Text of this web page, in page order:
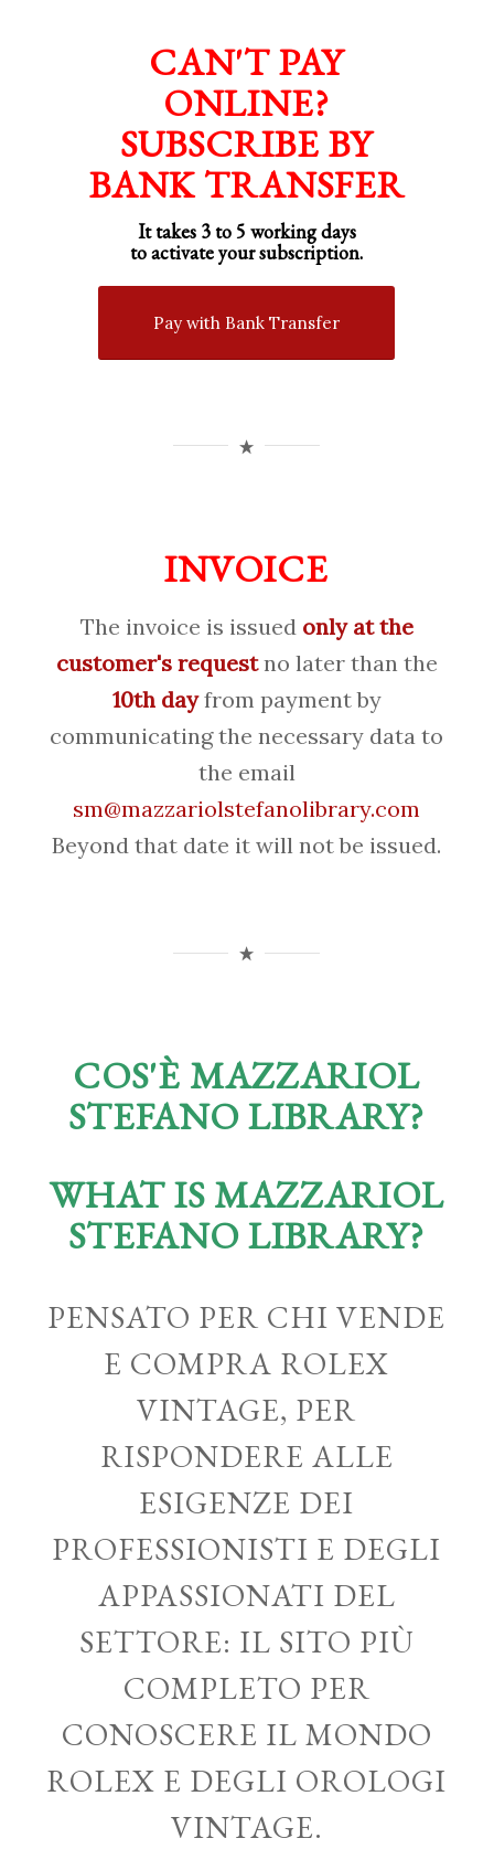
CAN'T PAY
ONLINE?
SUBSCRIBE BY
BANK TRANSFER
It takes 3 to 5 working days
to activate your subscription.
Pay with Bank Transfer
INVOICE
The invoice is issued only at the
customer's requestno later than the
10th dayfrom payment by
communicating the necessary data to
the email
sm@mazzariolstefanolibrary.com
Beyond that date it will not be issued.
COS'È MAZZARIOL
STEFANO LIBRARY?
WHAT IS MAZZARIOL
STEFANO LIBRARY?
PENSATO PER CHI VENDE
E COMPRA ROLEX
VINTAGE, PER
RISPONDERE ALLE
ESIGENZE DEI
PROFESSIONISTI E DEGLI
APPASSIONATI DEL
SETTORE: IL SITO PIÙ
COMPLETO PER
CONOSCERE IL MONDO
ROLEX E DEGLI OROLOGI
VINTAGE.